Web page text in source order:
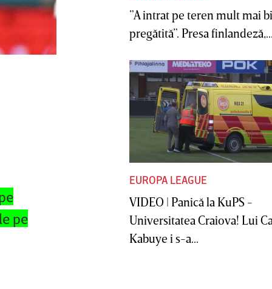
pe
”A intrat pe teren mult mai
pregătită”. Presa
EUROPA LEAGUE
VIDEO | Panică la KuPS -
Universitatea Craiova! Lui
Kabuye i s-a...